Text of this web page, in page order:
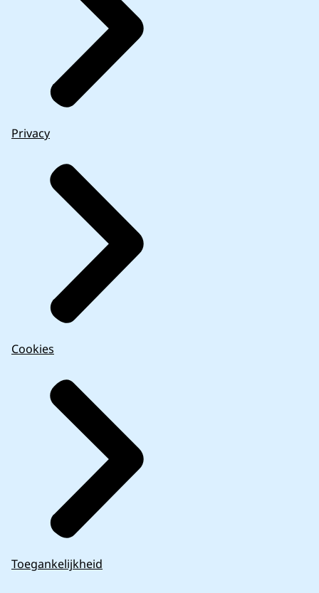
Privacy
Cookies
Toegankelijkheid